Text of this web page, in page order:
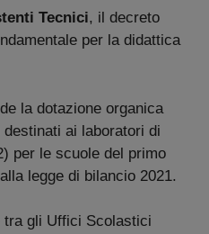
Tecnici, il decreto
per la didattica
la dotazione organica
destinati ai laboratori di
per le scuole del primo
legge di bilancio 2021.
gli Uffici Scolastici